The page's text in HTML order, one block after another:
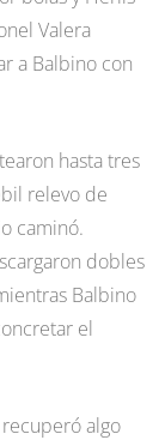
Valera
a Balbino con
hasta tres
relevo de
caminó.
dobles
Balbino
el
algo